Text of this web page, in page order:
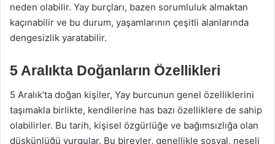
neden olabilir. Yay burçları, bazen sorumluluk almaktan
kaçınabilir ve bu durum, yaşamlarının çeşitli alanlarında
dengesizlik yaratabilir.
5 Aralıkta Doğanların Özellikleri
5 Aralık’ta doğan kişiler, Yay burcunun genel özelliklerini
taşımakla birlikte, kendilerine has bazı özelliklere de sahip
olabilirler. Bu tarih, kişisel özgürlüğe ve bağımsızlığa olan
düşkünlüğü vurgular. Bu bireyler, genellikle sosyal, neşeli